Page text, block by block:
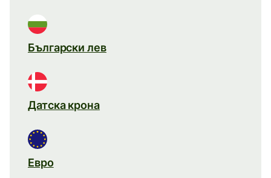
Български лев
Датска крона
Евро